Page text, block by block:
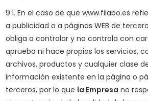
9.1. En el caso de que www.filabo.es
a publicidad o a páginas WEB de
obliga a controlar y no controla con
aprueba ni hace propios los servicios,
archivos, productos y cualquier clase
información existente en la página o
terceros, por lo que la Empresa no